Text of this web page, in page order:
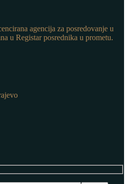
agencija za posredovanje u
u Registar posrednika u prometu.